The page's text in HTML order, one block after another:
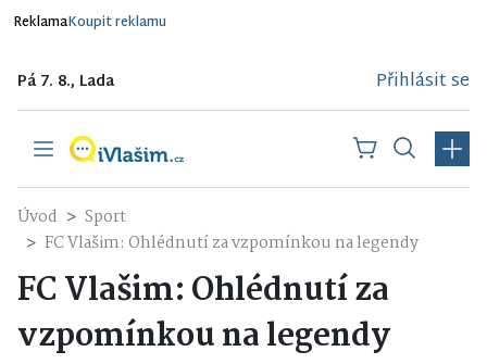
ReklamaKoupit reklamu
Pá 7. 8., Lada Přihlásit se
Úvod
Sport
FC Vlašim: Ohlédnutí za vzpomínkou na legendy
FC Vlašim: Ohlédnutí za
vzpomínkou na legendy